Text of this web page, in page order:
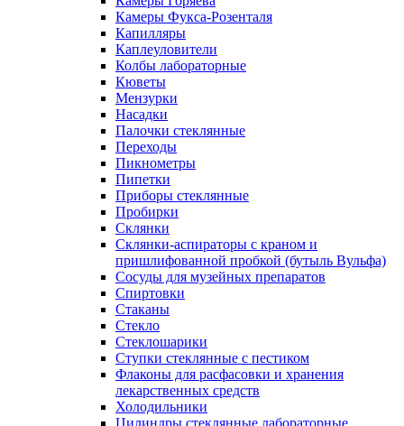
Камеры Фукса-Розенталя
Капилляры
Каплеуловители
Колбы лабораторные
Кюветы
Мензурки
Насадки
Палочки стеклянные
Переходы
Пикнометры
Пипетки
Приборы стеклянные
Пробирки
Склянки
Склянки-аспираторы с краном и
пришлифованной пробкой (бутыль Вульфа)
Сосуды для музейных препаратов
Спиртовки
Стаканы
Стекло
Стеклошарики
Ступки стеклянные с пестиком
Флаконы для расфасовки и хранения
лекарственных средств
Холодильники
Цилиндры стеклянные лабораторные